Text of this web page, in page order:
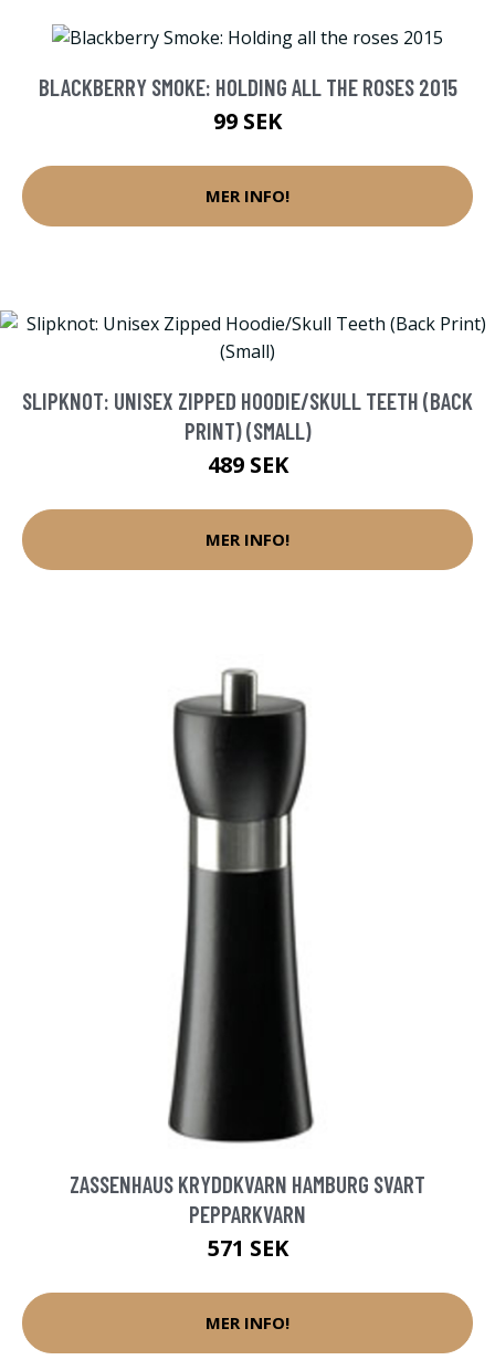
BLACKBERRY SMOKE: HOLDING ALL THE ROSES 2015
99 SEK
MER INFO!
SLIPKNOT: UNISEX ZIPPED HOODIE/SKULL TEETH (BACK
PRINT) (SMALL)
489 SEK
MER INFO!
ZASSENHAUS KRYDDKVARN HAMBURG SVART
PEPPARKVARN
571 SEK
MER INFO!